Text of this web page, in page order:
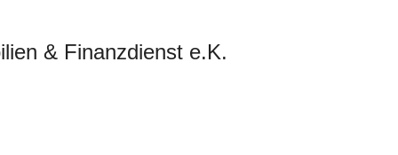
& Finanzdienst e.K.